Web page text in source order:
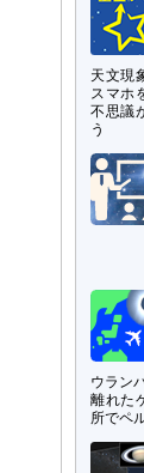
天文現
スマホ
不思議
う
ウラン
離れた
所でペ